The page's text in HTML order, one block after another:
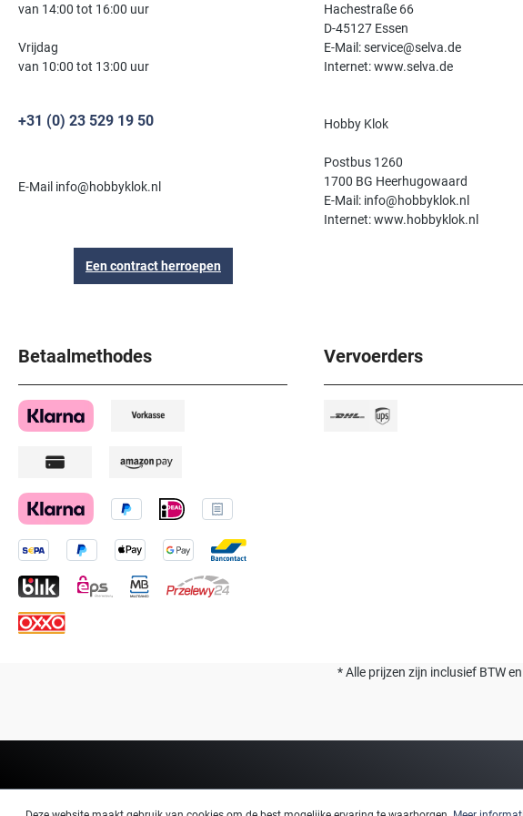
niet aan, wegwerpartikel. • 216055 - Horlogemakersloep 4x vergroting: Zwart plastic frame
met geschroefde, geribbelde messing
Compacte, handige, zwarte
rijen. Productafmetingen ca.
van 14:00 tot 16:00 uur
Vrijdag
van 10:00 tot 13:00 uur
+31 (0) 23 529 19 50
E-Mail info@hobbyklok.nl
Een contract herroepen
Hachestraße 66
D-45127 Essen
E-Mail: service@selva.de
Internet: www.selva.de
Hobby Klok
Postbus 1260
1700 BG Heerhugowaard
E-Mail: info@hobbyklok.nl
Internet: www.hobbyklok.nl
Betaalmethodes Vervoerders
* Alle prijzen zijn inclusief BTW